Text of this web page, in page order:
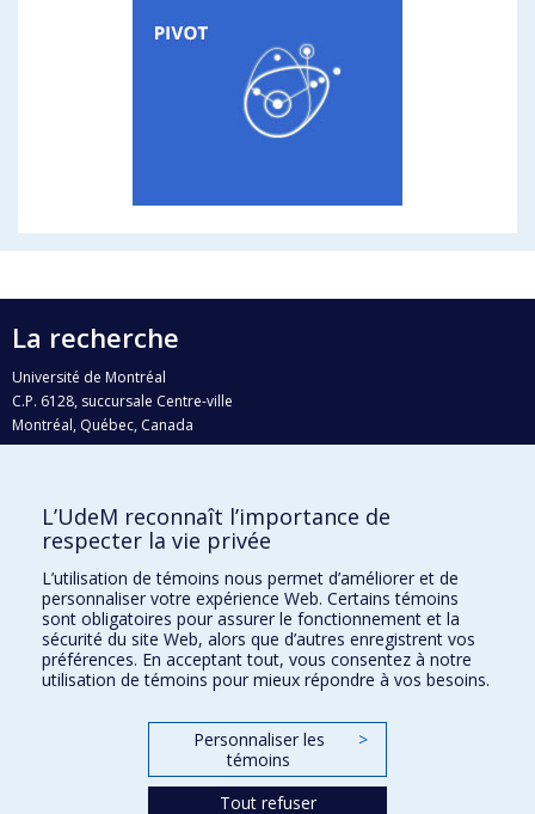
La recherche
Université de Montréal
C.P. 6128, succursale Centre-ville
Montréal, Québec, Canada
H3C 3J7
Qui fait quoi?
Nous trouver
Plan du site
Accessibilité
L’UdeM reconnaît l’importance de
respecter la vie privée
L’utilisation de témoins nous permet d’améliorer et de
personnaliser votre expérience Web. Certains témoins
sont obligatoires pour assurer le fonctionnement et la
sécurité du site Web, alors que d’autres enregistrent vos
préférences. En acceptant tout, vous consentez à notre
utilisation de témoins pour mieux répondre à vos besoins.
Personnaliser les
témoins
>
Tout refuser